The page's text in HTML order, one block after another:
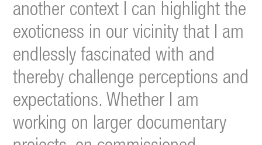
another context I can highlight the
exoticness in our vicinity that I am
endlessly fascinated with and
thereby challenge perceptions and
expectations. Whether I am
working on larger documentary